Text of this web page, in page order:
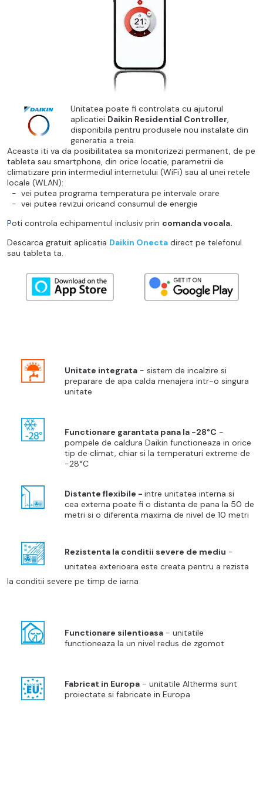
Unitatea poate fi controlata cu ajutorul
aplicatiei Daikin Residential Controller,
disponibila pentru produsele nou instalate din
generatia a treia.
Aceasta iti va da posibilitatea sa monitorizezi permanent, de pe
tableta sau smartphone, din orice locatie, parametrii de
climatizare prin intermediul internetului (WiFi) sau al unei retele
locale (WLAN):
- vei putea programa temperatura pe intervale orare
- vei putea revizui oricand consumul de energie
Poti controla echipamentul inclusiv prin comanda vocala.
Descarca gratuit aplicatia Daikin Onecta direct pe telefonul
sau tableta ta.
Unitate integrata - sistem de incalzire si
preparare de apa calda menajera intr-o singura
unitate
Functionare garantata pana la -28°C -
pompele de caldura Daikin functioneaza in orice
tip de climat, chiar si la temperaturi extreme de
-28°C
Distante flexibile - intre unitatea interna si
cea externa poate fi o distanta de pana la 50 de
metri si o diferenta maxima de nivel de 10 metri
Rezistenta la conditii severe de mediu -
unitatea exterioara este creata pentru a rezista
la conditii severe pe timp de iarna
Functionare silentioasa - unitatile
functioneaza la un nivel redus de zgomot
Fabricat in Europa - unitatile Altherma sunt
proiectate si fabricate in Europa